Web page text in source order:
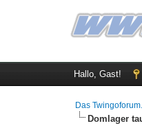
Hallo, Gast!
Das
Domlager